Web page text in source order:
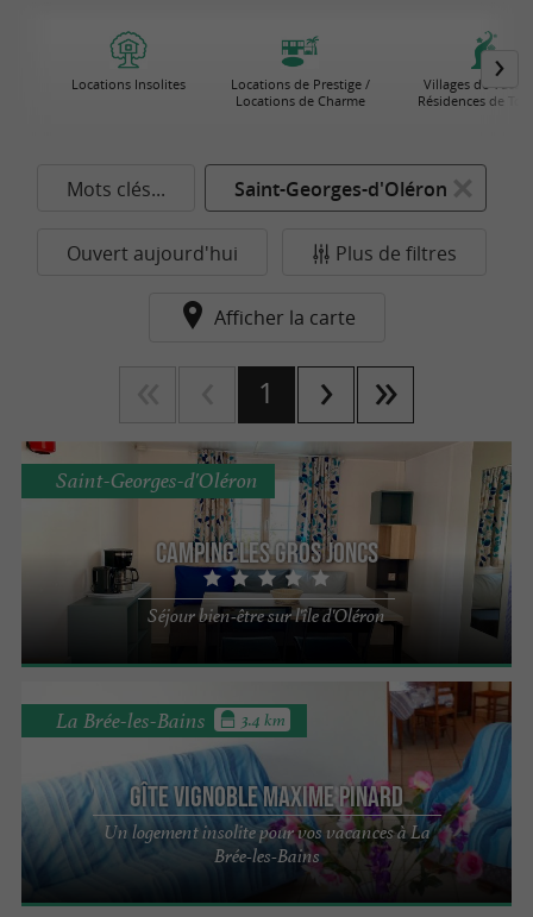
Locations Insolites
Locations de Prestige /
Locations de Charme
Villages de
Résidences de
Mots clés... Saint-Georges-d'Oléron
Ouvert aujourd'hui Plus de filtres
Afficher la carte
1
Camping Les Gros Joncs
Séjour bien-être sur l'île d'Oléron
Saint-Georges-d'Oléron
Gîte Vignoble Maxime Pinard
Un logement insolite pour vos vacances à La
Brée-les-Bains
La Brée-les-Bains 3.4 km